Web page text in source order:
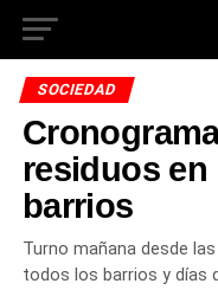
SOCIEDAD
residuos en
barrios
Turno mañana desde
todos los barrios y días